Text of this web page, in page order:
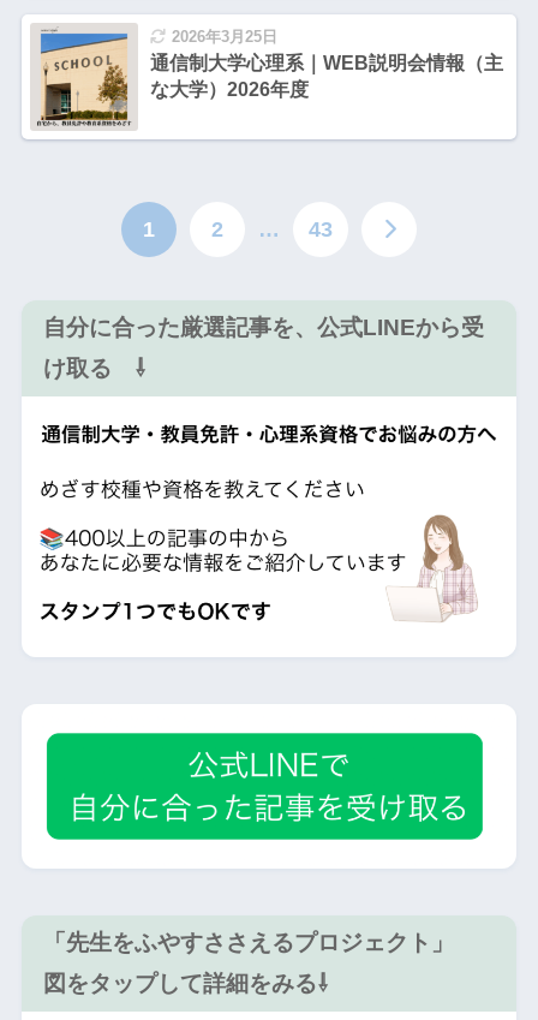
2026年3月25日
通信制大学心理系｜WEB説明会情報（主
な大学）2026年度
1 2 … 43
自分に合った厳選記事を、公式LINEから受
け取る ⇩
「先生をふやすささえるプロジェクト」
図をタップして詳細をみる⇩